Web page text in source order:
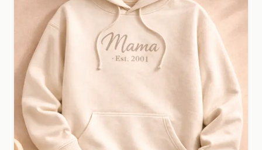
Upload je ontwerp en ontvang een professioneel en
uniek resultaat.